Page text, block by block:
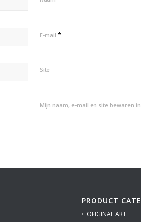
E-mail *
Site
Mijn naam, e-mail en site bewaren
PRODUCT
ORIGINAL ART